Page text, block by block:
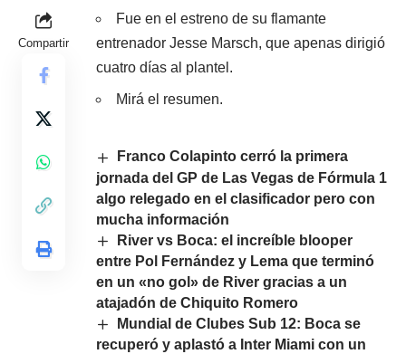
Compartir
Fue en el estreno de su flamante
entrenador Jesse Marsch, que apenas dirigió
cuatro días al plantel.
Mirá el resumen.
Franco Colapinto cerró la primera
jornada del GP de Las Vegas de Fórmula 1
algo relegado en el clasificador pero con
mucha información
River vs Boca: el increíble blooper
entre Pol Fernández y Lema que terminó
en un «no gol» de River gracias a un
atajadón de Chiquito Romero
Mundial de Clubes Sub 12: Boca se
recuperó y aplastó a Inter Miami con un